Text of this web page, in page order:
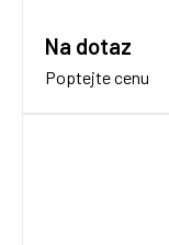
Na dotaz
Poptejte cenu